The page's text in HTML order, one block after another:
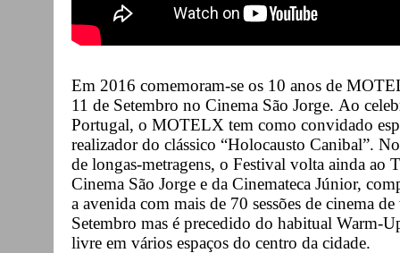
Em 2016 comemoram-se os 10 anos de
11 de Setembro no Cinema São Jorge. Ao
Portugal, o MOTELX tem como convidado
realizador do clássico “Holocausto Canibal”.
de longas-metragens, o Festival volta ainda
Cinema São Jorge e da Cinemateca Júnior,
a avenida com mais de 70 sessões de cinema
Setembro mas é precedido do habitual Warm-
livre em vários espaços do centro da cidade.